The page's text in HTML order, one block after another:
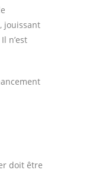
jouissant
n’est
doit être